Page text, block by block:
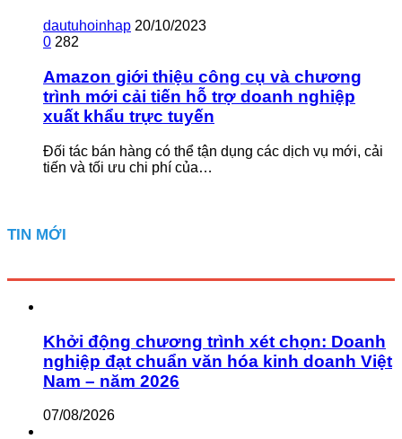
dautuhoinhap 20/10/2023
0 282
Amazon giới thiệu công cụ và chương
trình mới cải tiến hỗ trợ doanh nghiệp
xuất khẩu trực tuyến
Đối tác bán hàng có thể tận dụng các dịch vụ mới, cải
tiến và tối ưu chi phí của…
TIN MỚI
Khởi động chương trình xét chọn: Doanh
nghiệp đạt chuẩn văn hóa kinh doanh Việt
Nam – năm 2026
07/08/2026